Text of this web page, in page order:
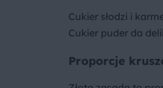
Cukier słodzi i
Cukier puder da
Proporcje